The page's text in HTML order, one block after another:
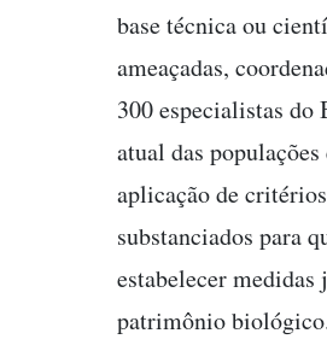
base técnica ou
ameaçadas,
300 especialistas do
atual das
aplicação de
substanciados para
estabelecer medidas
patrimônio